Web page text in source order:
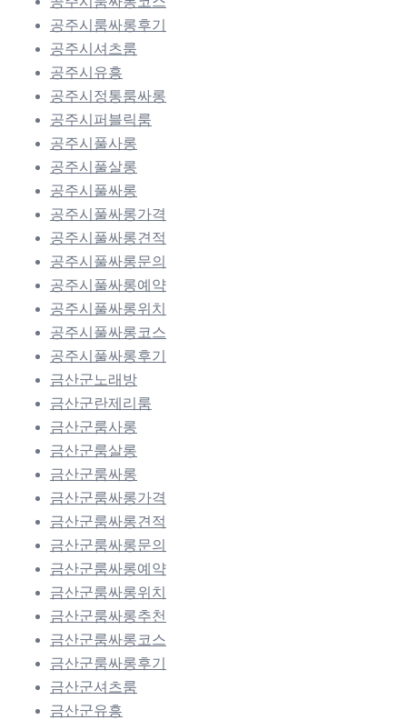
공주시룸싸롱후기
공주시셔츠룸
공주시유흥
공주시정통룸싸롱
공주시퍼블릭룸
공주시풀사롱
공주시풀살롱
공주시풀싸롱
공주시풀싸롱가격
공주시풀싸롱견적
공주시풀싸롱문의
공주시풀싸롱예약
공주시풀싸롱위치
공주시풀싸롱코스
공주시풀싸롱후기
금산군노래방
금산군란제리룸
금산군룸사롱
금산군룸살롱
금산군룸싸롱
금산군룸싸롱가격
금산군룸싸롱견적
금산군룸싸롱문의
금산군룸싸롱예약
금산군룸싸롱위치
금산군룸싸롱추천
금산군룸싸롱코스
금산군룸싸롱후기
금산군셔츠룸
금산군유흥